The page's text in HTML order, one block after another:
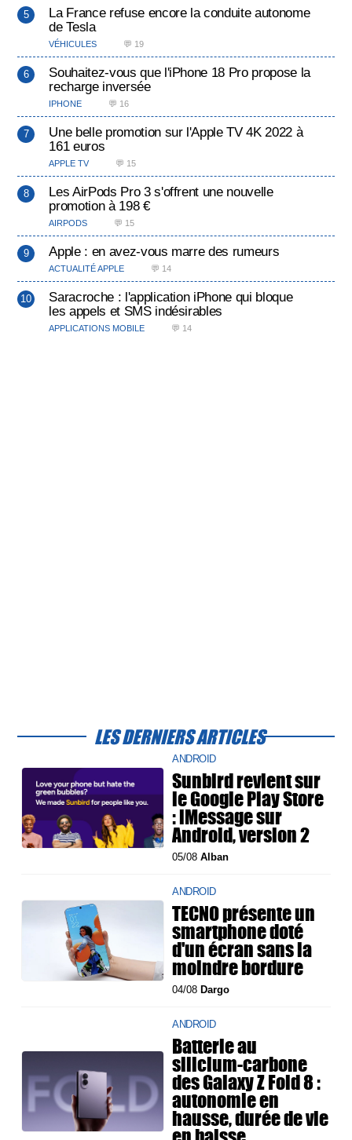
La France refuse encore la conduite autonome
de Tesla
VÉHICULES 💬 19
Souhaitez-vous que l'iPhone 18 Pro propose la
recharge inversée
IPHONE 💬 16
Une belle promotion sur l'Apple TV 4K 2022 à
161 euros
APPLE TV 💬 15
Les AirPods Pro 3 s'offrent une nouvelle
promotion à 198 €
AIRPODS 💬 15
Apple : en avez-vous marre des rumeurs
ACTUALITÉ APPLE 💬 14
Saracroche : l'application iPhone qui bloque
les appels et SMS indésirables
APPLICATIONS MOBILE 💬 14
LES DERNIERS ARTICLES
ANDROID
Sunbird revient sur
le Google Play Store
: iMessage sur
Android, version 2
05/08Alban
ANDROID
TECNO présente un
smartphone doté
d'un écran sans la
moindre bordure
04/08 Dargo
ANDROID
Batterie au
silicium-carbone
des Galaxy Z Fold 8 :
autonomie en
hausse, durée de vie